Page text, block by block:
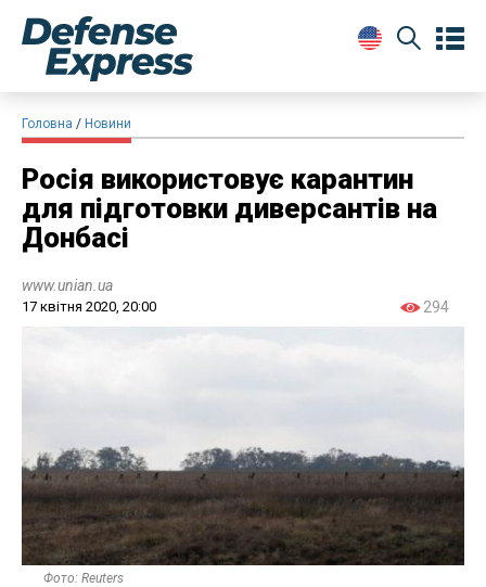
Головна Новини
Росія використовує карантин
для підготовки диверсантів на
Донбасі
www.unian.ua
17 квітня 2020, 20:00 294
Фото: Reuters